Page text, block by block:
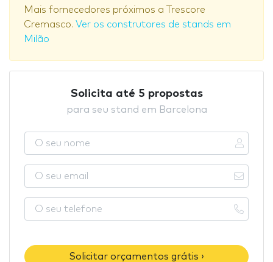
Mais fornecedores próximos a Trescore
Cremasco. Ver os construtores de stands em
Milão
Solicita até 5 propostas
para seu stand em Barcelona
Solicitar orçamentos grátis ›